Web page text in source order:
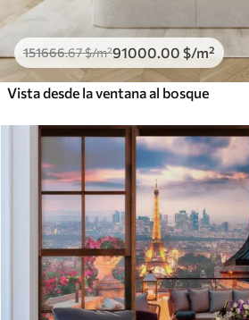
151666.67$/m²91000.00 $/m²
Vista desde la ventana al bosque